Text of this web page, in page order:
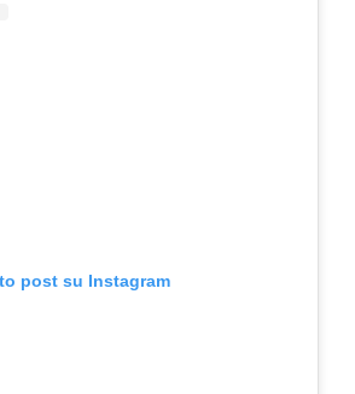
post su Instagram